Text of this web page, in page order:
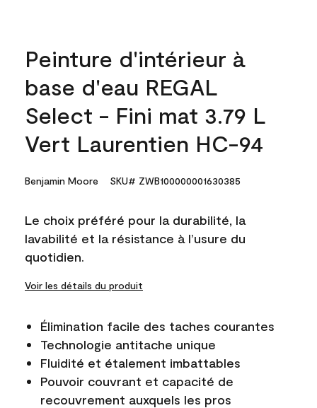
Peinture d'intérieur à
base d'eau REGAL
Select - Fini mat 3.79 L
Vert Laurentien HC-94
Benjamin Moore SKU# ZWB100000001630385
Le choix préféré pour la durabilité, la
lavabilité et la résistance à l’usure du
quotidien.
Voir les détails du produit
Élimination facile des taches courantes
Technologie antitache unique
Fluidité et étalement imbattables
Pouvoir couvrant et capacité de
recouvrement auxquels les pros